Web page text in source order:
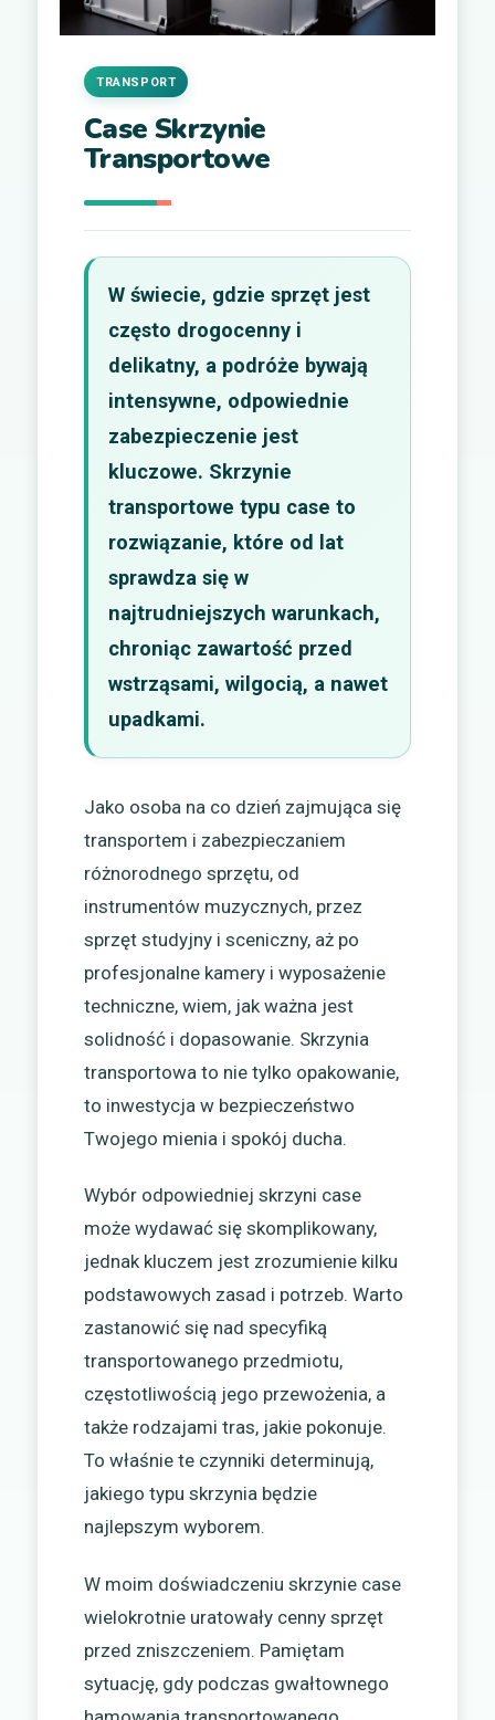
Case Skrzynie
Transportowe
TRANSPORT
W świecie, gdzie sprzęt jest
często drogocenny i
delikatny, a podróże bywają
intensywne, odpowiednie
zabezpieczenie jest
kluczowe. Skrzynie
transportowe typu case to
rozwiązanie, które od lat
sprawdza się w
najtrudniejszych warunkach,
chroniąc zawartość przed
wstrząsami, wilgocią, a nawet
upadkami.
Jako osoba na co dzień zajmująca się
transportem i zabezpieczaniem
różnorodnego sprzętu, od
instrumentów muzycznych, przez
sprzęt studyjny i sceniczny, aż po
profesjonalne kamery i wyposażenie
techniczne, wiem, jak ważna jest
solidność i dopasowanie. Skrzynia
transportowa to nie tylko opakowanie,
to inwestycja w bezpieczeństwo
Twojego mienia i spokój ducha.
Wybór odpowiedniej skrzyni case
może wydawać się skomplikowany,
jednak kluczem jest zrozumienie kilku
podstawowych zasad i potrzeb. Warto
zastanowić się nad specyfiką
transportowanego przedmiotu,
częstotliwością jego przewożenia, a
także rodzajami tras, jakie pokonuje.
To właśnie te czynniki determinują,
jakiego typu skrzynia będzie
najlepszym wyborem.
W moim doświadczeniu skrzynie case
wielokrotnie uratowały cenny sprzęt
przed zniszczeniem. Pamiętam
sytuację, gdy podczas gwałtownego